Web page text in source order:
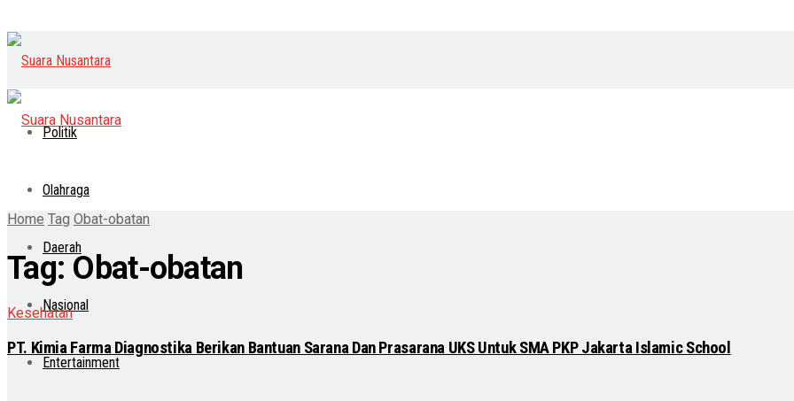
Politik
Olahraga
Daerah
Nasional
Entertainment
Home Tag Obat-obatan
Tag: Obat-obatan
Kesehatan
PT. Kimia Farma Diagnostika Berikan Bantuan Sarana Dan Prasarana UKS Untuk SMA PKP Jakarta Islamic School